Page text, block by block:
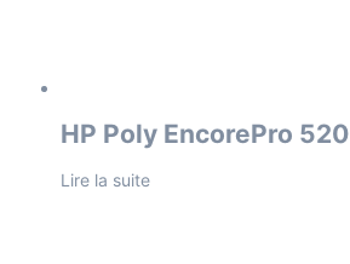
HP Poly EncorePro 520
Lire la suite